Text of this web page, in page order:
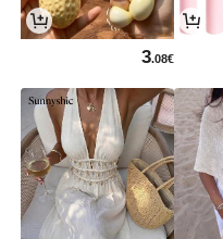
3.08€